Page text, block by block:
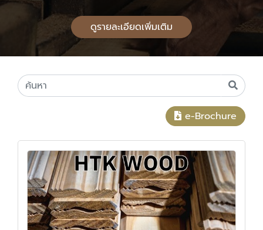
ดูรายละเอียดเพิ่มเติม
e-Brochure